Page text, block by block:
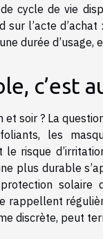
cycle de vie
l’acte
durée
c’est
soir ? La
les
risque
plus durable
rappellent
discrète, peut